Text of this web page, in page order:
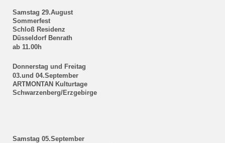
Samstag 29.August
Sommerfest
Schloß Residenz
Düsseldorf Benrath
ab 11.00h
Donnerstag und Freitag
03.und 04.September
ARTMONTAN Kulturtage
Schwarzenberg/Erzgebirge
Samstag 05.September